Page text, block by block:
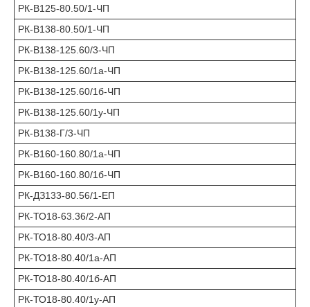
РК-В125-80.50/1-ЧП
РК-В138-80.50/1-ЧП
РК-В138-125.60/3-ЧП
РК-В138-125.60/1а-ЧП
РК-В138-125.60/1б-ЧП
РК-В138-125.60/1у-ЧП
РК-В138-Г/3-ЧП
РК-В160-160.80/1а-ЧП
РК-В160-160.80/1б-ЧП
РК-ДЗ133-80.56/1-ЕП
РК-ТО18-63.36/2-АП
РК-ТО18-80.40/3-АП
РК-ТО18-80.40/1а-АП
РК-ТО18-80.40/1б-АП
РК-ТО18-80.40/1у-АП